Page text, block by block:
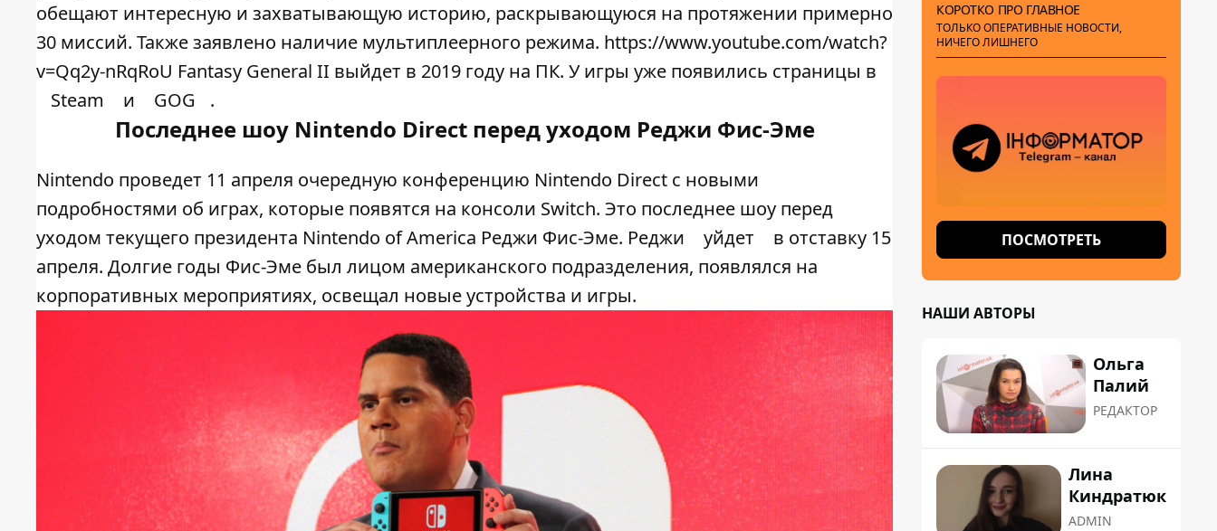
обещают интересную и захватывающую историю, раскрывающуюся на протяжении примерно
30 миссий. Также заявлено наличие мультиплеерного режима. https://www.youtube.com/watch?
v=Qq2y-nRqRoU Fantasy General II выйдет в 2019 году на ПК. У игры уже появились страницы в
Steam
и GOG .
Последнее шоу Nintendo Direct перед уходом Реджи Фис-Эме
Nintendo проведет 11 апреля очередную конференцию Nintendo Direct с новыми
подробностями об играх, которые появятся на консоли Switch. Это последнее шоу перед
уходом текущего президента Nintendo of America Реджи Фис-Эме. Реджи
уйдет
в отставку 15
апреля. Долгие годы Фис-Эме был лицом американского подразделения, появлялся на
корпоративных мероприятиях, освещал новые устройства и игры.
КОРОТКО ПРО ГЛАВНОЕ
ТОЛЬКО ОПЕРАТИВНЫЕ НОВОСТИ,
НИЧЕГО ЛИШНЕГО
ПОСМОТРЕТЬ
НАШИ АВТОРЫ
Ольга
Палий
РЕДАКТОР
Лина
Киндратюк
ADMIN